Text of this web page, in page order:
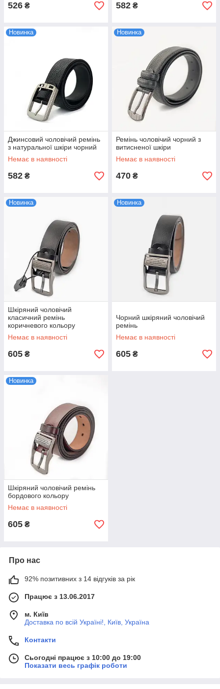
526 ₴ 582 ₴
Новинка
Джинсовий чоловічий ремінь
з натуральної шкіри чорний
Немає в наявності
582 ₴
Новинка
Ремінь чоловічий чорний з
витисненої шкіри
Немає в наявності
470 ₴
Новинка
Шкіряний чоловічий
класичний ремінь
коричневого кольору
Немає в наявності
605 ₴
Новинка
Чорний шкіряний чоловічий
ремінь
Немає в наявності
605 ₴
Новинка
Шкіряний чоловічий ремінь
бордового кольору
Немає в наявності
605 ₴
Про нас
92% позитивних з 14 відгуків за рік
Працює з 13.06.2017
м. Київ
Доставка по всій Україні!, Київ, Україна
Контакти
Сьогодні працює з 10:00 до 19:00
Показати весь графік роботи